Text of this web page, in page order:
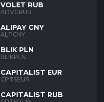
VOLET RUB
ADVCRUB
ALIPAY CNY
ALPCNY
BLIK PLN
BLIKPLN
CAPITALIST EUR
CPTSEUR
CAPITALIST RUB